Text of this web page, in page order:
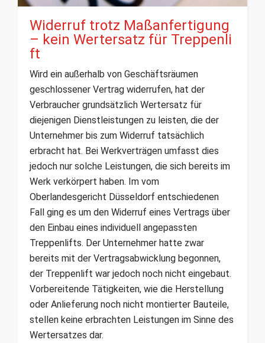
Widerruf trotz Maßanfertigung
– kein Wertersatz für Treppenli
ft
Wird ein außerhalb von Geschäftsräumen
geschlossener Vertrag widerrufen, hat der
Verbraucher grundsätzlich Wertersatz für
diejenigen Dienstleistungen zu leisten, die der
Unternehmer bis zum Widerruf tatsächlich
erbracht hat. Bei Werkverträgen umfasst dies
jedoch nur solche Leistungen, die sich bereits im
Werk verkörpert haben. Im vom
Oberlandesgericht Düsseldorf entschiedenen
Fall ging es um den Widerruf eines Vertrags über
den Einbau eines individuell angepassten
Treppenlifts. Der Unternehmer hatte zwar
bereits mit der Vertragsabwicklung begonnen,
der Treppenlift war jedoch noch nicht eingebaut.
Vorbereitende Tätigkeiten, wie die Herstellung
oder Anlieferung noch nicht montierter Bauteile,
stellen keine erbrachten Leistungen im Sinne des
Wertersatzes dar.